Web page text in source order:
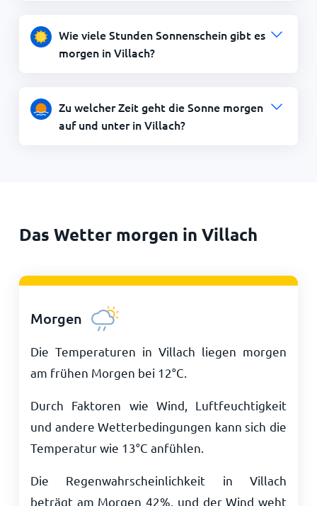
Wie viele Stunden Sonnenschein gibt es
morgen in Villach?
Zu welcher Zeit geht die Sonne morgen
auf und unter in Villach?
Das Wetter morgen in Villach
Morgen
Die Temperaturen in Villach liegen morgen
am frühen Morgen bei 12°C
Durch Faktoren wie Wind, Luftfeuchtigkeit
und andere Wetterbedingungen kann sich die
Temperatur wie 13°C anfühlen.
Die Regenwahrscheinlichkeit in Villach
beträgt am Morgen 42%, und der Wind weht